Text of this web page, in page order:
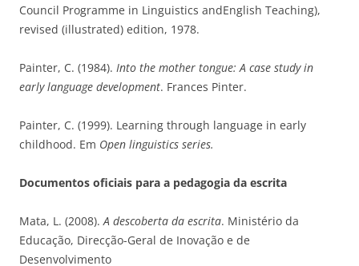
Council Programme in Linguistics andEnglish Teaching),
revised (illustrated) edition, 1978.​
Painter, C. (1984). Into the mother tongue: A case study in
early language development. Frances Pinter.​
Painter, C. (1999). Learning through language in early
childhood. Em Open linguistics series.
Documentos oficiais para a pedagogia da escrita
Mata, L. (2008).A descoberta da escrita. Ministério da
Educação, Direcção-Geral de Inovação e de
Desenvolvimento